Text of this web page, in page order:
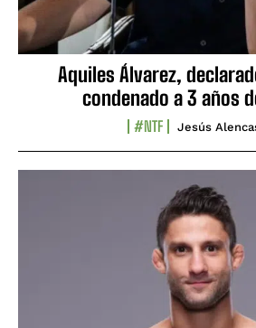
Aquiles Álvarez,
condenado a 3 años
#NTF Jesús